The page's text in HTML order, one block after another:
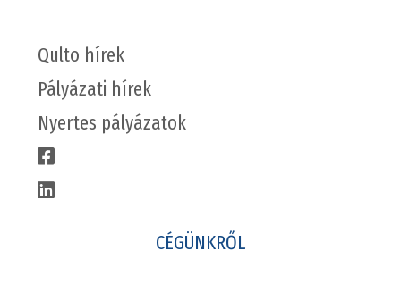
Qulto hírek
Pályázati hírek
Nyertes pályázatok
CÉGÜNKRŐL